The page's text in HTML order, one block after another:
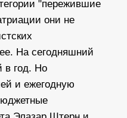
"пережившие
они не
На сегодняшний
в год. Но
и ежегодную